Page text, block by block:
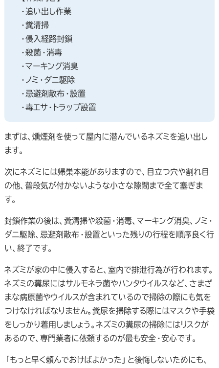
・追い出し作業
・糞清掃
・侵入経路封鎖
・殺菌・消毒
・マーキング消臭
・ノミ・ダニ駆除
・忌避剤散布・設置
・毒エサ・トラップ設置
まずは、燻煙剤を使って屋内に潜んでいるネズミを追い出し
ます。
次にネズミには帰巣本能がありますので、目立つ穴や割れ目
の他、普段気が付かないような小さな隙間まで全て塞ぎま
す。
封鎖作業の後は、糞清掃や殺菌・消毒、マーキング消臭、ノミ・
ダニ駆除、忌避剤散布・設置といった残りの行程を順序良く行
い、終了です。
ネズミが家の中に侵入すると、室内で排泄行為が行われます。
ネズミの糞尿にはサルモネラ菌やハンタウイルスなど、さまざ
まな病原菌やウイルスが含まれているので掃除の際にも気を
つけなければなりません。糞尿を掃除する際にはマスクや手袋
をしっかり着用しましょう。ネズミの糞尿の掃除にはリスクが
あるので、専門業者に依頼するのが最も安全・安心です。
「もっと早く頼んでおけばよかった」と後悔しないためにも、